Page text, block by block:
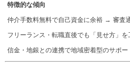
特徴的な傾向
仲介手数料無料で自己資金に余裕 → 審査
フリーランス・転職直後でも「見せ方」を
信金・地銀との連携で地域密着型のサポー